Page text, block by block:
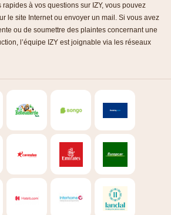
à vos questions sur IZY, vous pouvez
le site Internet ou envoyer un mail. Si vous avez
ou de soumettre des plaintes concernant une
l’équipe IZY est joignable via les réseaux